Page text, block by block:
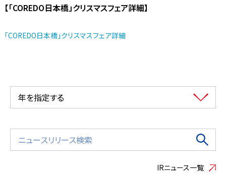
【「COREDO日本橋」クリスマスフェア詳細】
「COREDO日本橋」クリスマスフェア詳細
年を指定する
IRニュース一覧